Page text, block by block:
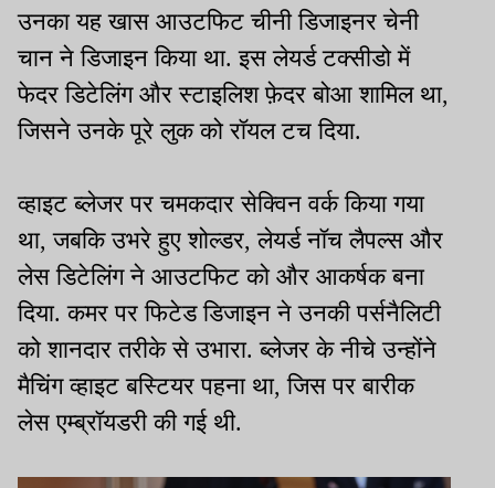
उनका यह खास आउटफिट चीनी डिजाइनर चेनी
चान ने डिजाइन किया था. इस लेयर्ड टक्सीडो में
फेदर डिटेलिंग और स्टाइलिश फ़ेदर बोआ शामिल था,
जिसने उनके पूरे लुक को रॉयल टच दिया.
व्हाइट ब्लेजर पर चमकदार सेक्विन वर्क किया गया
था, जबकि उभरे हुए शोल्डर, लेयर्ड नॉच लैपल्स और
लेस डिटेलिंग ने आउटफिट को और आकर्षक बना
दिया. कमर पर फिटेड डिजाइन ने उनकी पर्सनैलिटी
को शानदार तरीके से उभारा. ब्लेजर के नीचे उन्होंने
मैचिंग व्हाइट बस्टियर पहना था, जिस पर बारीक
लेस एम्ब्रॉयडरी की गई थी.